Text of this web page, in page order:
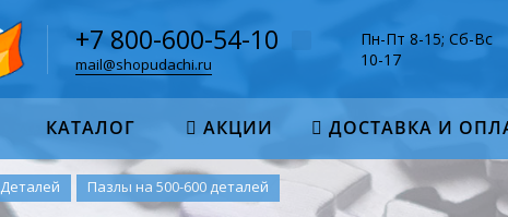
+7 800-600-54-10
mail@shopudachi.ru
Пн-Пт 8-15; Сб-Вс
10-17
КАТАЛОГ АКЦИИ ДОСТАВКА И
Деталей Пазлы на 500-600 деталей